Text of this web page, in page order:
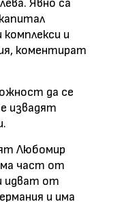
Явно са
и
коментират
да се
извадят
Любомир
част от
идват от
и има